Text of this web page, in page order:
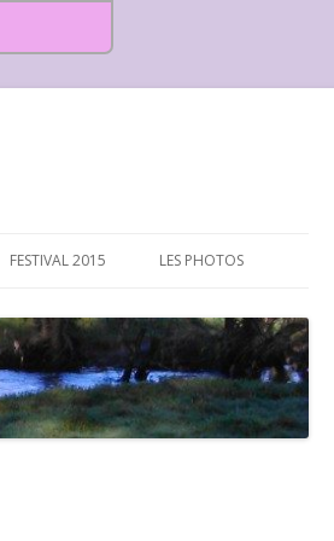
FESTIVAL 2015 LES PHOTOS
FESTIVAL 2016-PHOTOS
FESTIVAL 2017-PHOTOS ET
VIDÉOS